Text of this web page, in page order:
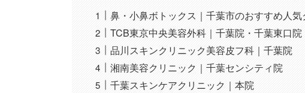
鼻・小鼻ボトックス｜千葉市のおすすめ人
TCB東京中央美容外科｜千葉院・千葉東口院
品川スキンクリニック美容皮フ科｜千葉院
湘南美容クリニック｜千葉センシティ院
千葉スキンケアクリニック｜本院